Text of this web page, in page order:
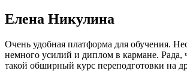
Елена Никулина
Очень удобная платформа для обучения.
немного усилий и диплом в кармане. Рада,
такой обширный курс переподготовки на